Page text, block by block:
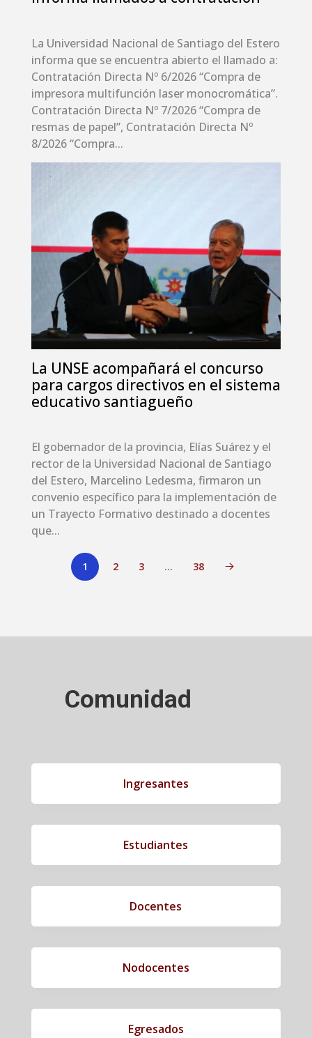
La Universidad Nacional de Santiago del Estero
informa que se encuentra abierto el llamado a:
Contratación Directa Nº 6/2026 “Compra de
impresora multifunción laser monocromática”.
Contratación Directa Nº 7/2026 “Compra de
resmas de papel”, Contratación Directa Nº
8/2026 “Compra...
La UNSE acompañará el concurso
para cargos directivos en el sistema
educativo santiagueño
El gobernador de la provincia, Elías Suárez y el
rector de la Universidad Nacional de Santiago
del Estero, Marcelino Ledesma, firmaron un
convenio específico para la implementación de
un Trayecto Formativo destinado a docentes
que...
1 2 3 … 38
Comunidad
Ingresantes
Estudiantes
Docentes
Nodocentes
Egresados